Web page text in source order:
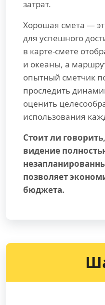
затрат.
Хорошая смета —
для успешного
в карте-смете
и океаны, а
опытный сметчик
проследить
оценить
использования
Стоит ли
видение
позволяет
бюджета.